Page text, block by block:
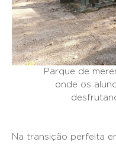
Parque de
onde os
Na transição perfeita